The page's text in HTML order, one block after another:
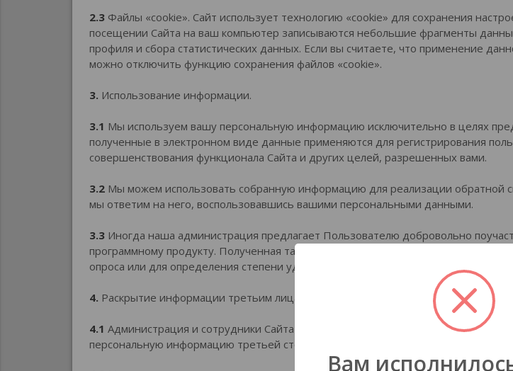
2.3 Файлы «cookie». Сайт использует технологию «cookie» для сохранения
посещении Сайта на ваш компьютер записываются небольшие фрагменты
профиля и сбора статистических данных. Если вы считаете, что применение
можно отключить функцию сохранения файлов «cookie».
3. Использование информации.
3.1 Мы используем вашу персональную информацию исключительно в целях
полученные в электронном виде данные применяются для регистрирования
совершенствования функционала Сайта и других целей, разрешенных вами.
3.2 Мы можем использовать собранную информацию для реализации обратной
мы ответим на него, воспользовавшись вашими персональными данными.
3.3 Иногда наша администрация предлагает Пользователю добровольно
программному продукту. Полученная таким образом персональная информация
опроса или для определения степени удовлетворенности конкретным продуктом.
4. Раскрытие информации третьим лицам.
4.1 Администрация и сотрудники Сайта имеют обязательства по соблюдению
персональную информацию третьей стороне без вашего согласия, кроме
Вам